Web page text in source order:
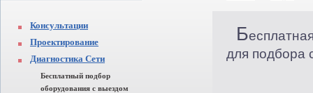
Консультации
Проектирование
Диагностика Сети
Бесплатный подбор
оборудования с выездом
Б
для подбора